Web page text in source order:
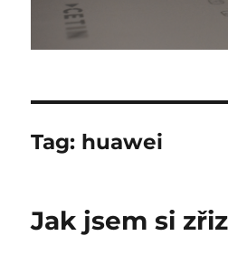
Tag: huawei
Jak jsem si